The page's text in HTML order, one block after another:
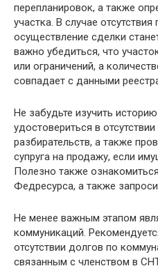
перепланировок, а также
участка. В случае
осуществление сделки
важно убедиться, что
или ограничений, а
совпадает с данными
Не забудьте изучить
удостовериться в
разбирательств, а также
супруга на продажу, если
Полезно также
Федресурса, а также
Не менее важным этапом
коммуникаций.
отсутствии долгов по
связанным с членством в